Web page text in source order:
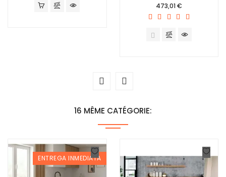
Prix
473,01 €
16 MÊME CATÉGORIE:
ENTREGA INMEDIATA